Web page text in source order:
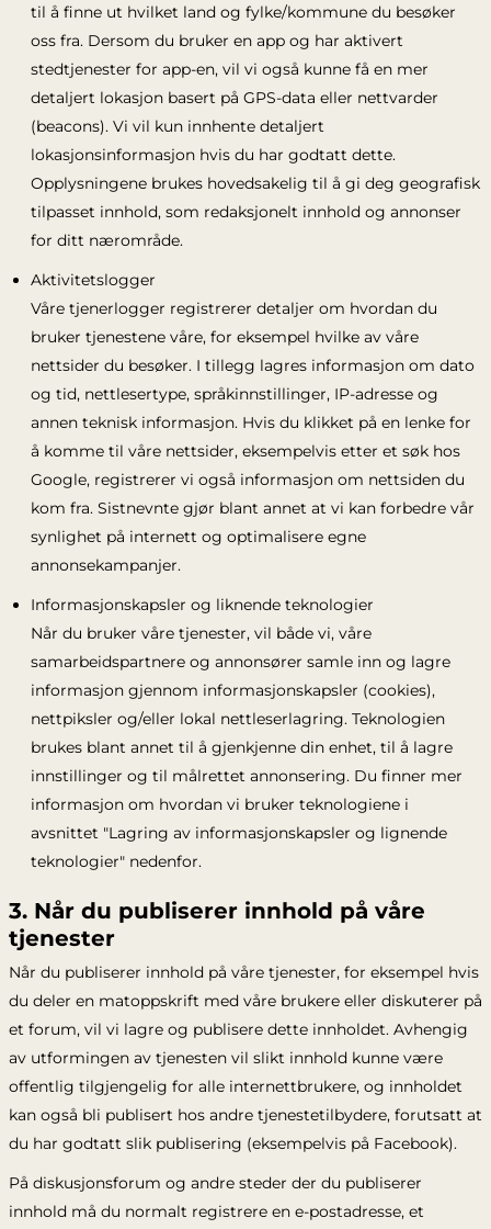
til å finne ut hvilket land og fylke/kommune du besøker
oss fra. Dersom du bruker en app og har aktivert
stedtjenester for app-en, vil vi også kunne få en mer
detaljert lokasjon basert på GPS-data eller nettvarder
(beacons). Vi vil kun innhente detaljert
lokasjonsinformasjon hvis du har godtatt dette.
Opplysningene brukes hovedsakelig til å gi deg geografisk
tilpasset innhold, som redaksjonelt innhold og annonser
for ditt nærområde.
Aktivitetslogger
Våre tjenerlogger registrerer detaljer om hvordan du
bruker tjenestene våre, for eksempel hvilke av våre
nettsider du besøker. I tillegg lagres informasjon om dato
og tid, nettlesertype, språkinnstillinger, IP-adresse og
annen teknisk informasjon. Hvis du klikket på en lenke for
å komme til våre nettsider, eksempelvis etter et søk hos
Google, registrerer vi også informasjon om nettsiden du
kom fra. Sistnevnte gjør blant annet at vi kan forbedre vår
synlighet på internett og optimalisere egne
annonsekampanjer.
Informasjonskapsler og liknende teknologier
Når du bruker våre tjenester, vil både vi, våre
samarbeidspartnere og annonsører samle inn og lagre
informasjon gjennom informasjonskapsler (cookies),
nettpiksler og/eller lokal nettleserlagring. Teknologien
brukes blant annet til å gjenkjenne din enhet, til å lagre
innstillinger og til målrettet annonsering. Du finner mer
informasjon om hvordan vi bruker teknologiene i
avsnittet "Lagring av informasjonskapsler og lignende
teknologier" nedenfor.
3. Når du publiserer innhold på våre
tjenester
Når du publiserer innhold på våre tjenester, for eksempel hvis
du deler en matoppskrift med våre brukere eller diskuterer på
et forum, vil vi lagre og publisere dette innholdet. Avhengig
av utformingen av tjenesten vil slikt innhold kunne være
offentlig tilgjengelig for alle internettbrukere, og innholdet
kan også bli publisert hos andre tjenestetilbydere, forutsatt at
du har godtatt slik publisering (eksempelvis på Facebook).
På diskusjonsforum og andre steder der du publiserer
innhold må du normalt registrere en e-postadresse, et